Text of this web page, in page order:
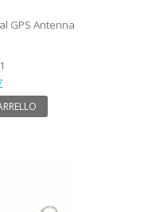
GPS Antenna